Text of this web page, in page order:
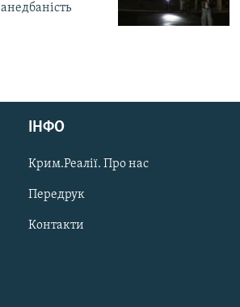
ІНФО
Крим.Реалії. Про нас
Передрук
Контакти